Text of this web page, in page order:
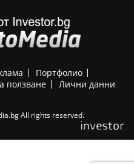
Портфолио
ползване Лични данни
All rights reserved.